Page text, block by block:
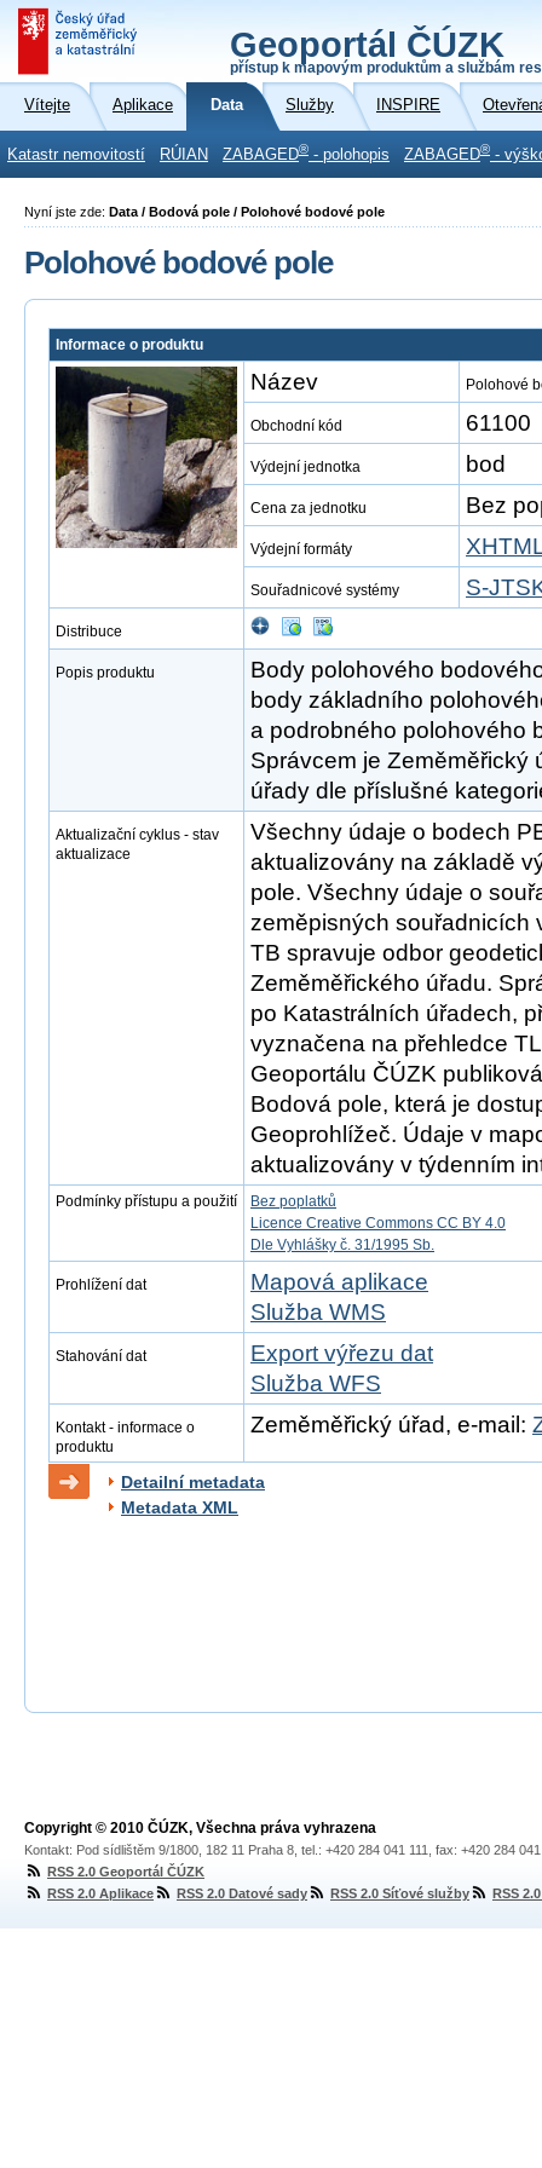
Geoportál ČÚZK
přístup k mapovým produktům a službám
Vítejte Aplikace Data Služby INSPIRE
Katastr nemovitostí RÚIAN ZABAGED® - polohopis ZABAGED® -
Nyní jste zde: Data / Bodová pole / Polohové bodové pole
Polohové bodové pole
Informace o produktu
Název Polohové
Obchodní kód 61100
Výdejní jednotka bod
Cena za jednotku Bez
Výdejní formáty
Souřadnicové systémy S-
Distribuce
Popis produktu
Body polohového
body základního
a podrobného polohového
Správcem je Zeměměřický
úřady dle příslušné
Aktualizační cyklus - stav
aktualizace
Všechny údaje o bodech
aktualizovány na základě
pole. Všechny údaje o
zeměpisných souřadnicích
TB spravuje odbor
Zeměměřického úřadu.
po Katastrálních úřadech,
vyznačena na přehledce
Geoportálu ČÚZK
Bodová pole, která je
Geoprohlížeč. Údaje v
aktualizovány v týdenním
Podmínky přístupu a použití
Bez poplatků
Licence Creative Commons CC BY 4.0
Dle Vyhlášky č. 31/1995 Sb.
Prohlížení dat
Mapová aplikace
Služba WMS
Stahování dat
Export výřezu dat
Služba WFS
Kontakt - informace o
produktu
Zeměměřický úřad, e-mail:
Detailní metadata
Metadata XML
Copyright © 2010 ČÚZK, Všechna práva vyhrazena
Kontakt: Pod sídlištěm 9/1800, 182 11 Praha 8, tel.: +420 284 041 111, fax: +420 284
RSS 2.0 Geoportál ČÚZK
RSS 2.0 Aplikace
RSS 2.0 Datové sady RSS 2.0 Síťové služby RSS